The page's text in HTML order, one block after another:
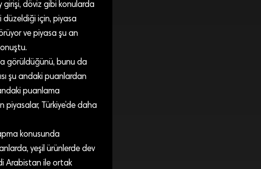
girişi, döviz gibi konularda
düzeldiği için, piyasa
ve piyasa şu an
görüldüğünü, bunu da
şu andaki puanlardan
puanlama
piyasalar, Türkiye’de daha
konusunda
yeşil ürünlerde dev
Arabistan ile ortak